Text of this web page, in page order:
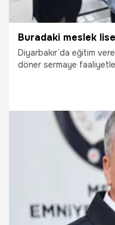
Diyarbakır’da eğitim
döner sermaye
Gündem